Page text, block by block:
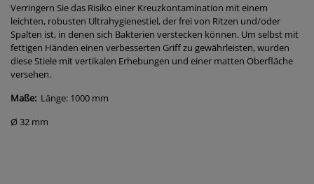
Verringern Sie das Risiko einer Kreuzkontamination mit einem
leichten, robusten Ultrahygienestiel, der frei von Ritzen und/oder
Spalten ist, in denen sich Bakterien verstecken können. Um selbst mit
fettigen Händen einen verbesserten Griff zu gewährleisten, wurden
diese Stiele mit vertikalen Erhebungen und einer matten Oberfläche
versehen.
Maße: Länge: 1000 mm
Ø 32 mm